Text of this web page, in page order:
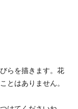
らを描きます。花
とはありません。